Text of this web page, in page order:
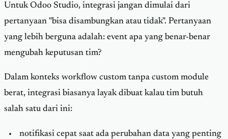
Untuk Odoo Studio, integrasi jangan dimulai dari
pertanyaan "bisa disambungkan atau tidak". Pertanyaan
yang lebih berguna adalah: event apa yang benar-benar
mengubah keputusan tim?
Dalam konteks workflow custom tanpa custom module
berat, integrasi biasanya layak dibuat kalau tim butuh
salah satu dari ini:
notifikasi cepat saat ada perubahan data yang penting